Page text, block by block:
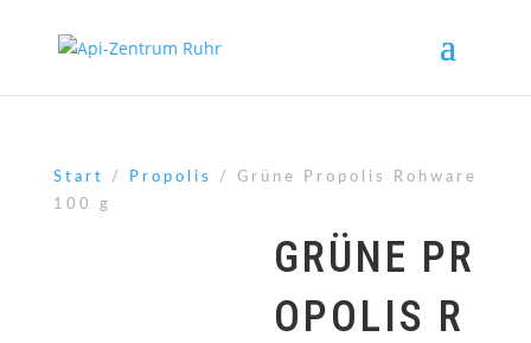
Start / Propolis
/ Grüne Propolis Rohware
100 g
GRÜNE PR
OPOLIS R